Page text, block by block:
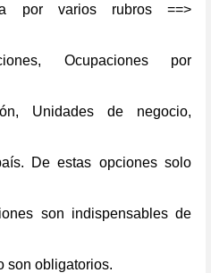
por varios rubros ==>
Ocupaciones por
Unidades de negocio,
De estas opciones solo
son indispensables de
son obligatorios.